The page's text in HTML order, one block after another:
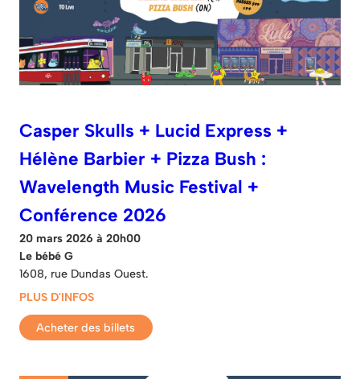
Casper Skulls + Lucid Express +
Hélène Barbier + Pizza Bush :
Wavelength Music Festival +
Conférence 2026
20 mars 2026 à 20h00
Le bébé G
1608, rue Dundas Ouest.
PLUS D'INFOS
Acheter des billets